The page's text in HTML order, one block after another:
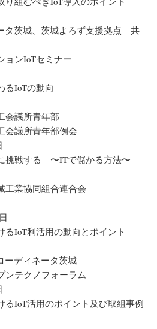
タ茨城、茨城よろず支援拠点 共
ョンIoTセミナー
るIoTの動向
会議所青年部
会議所青年部例会
挑戦する 〜ITで儲かる方法〜
業協同組合連合会
るIoT利活用の動向とポイント
ディネータ茨城
テクノフォーラム
るIoT活用のポイント及び取組事例